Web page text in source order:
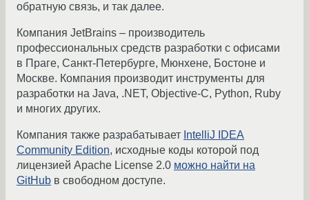
обратную связь, и так далее.
Компания JetBrains – производитель
профессиональных средств разработки с офисами
в Праге, Санкт-Петербурге, Мюнхене, Бостоне и
Москве. Компания производит инструменты для
разработки на Java, .NET, Objective-C, Python, Ruby
и многих других.
Компания также разрабатывает IntelliJ IDEA
Community Edition, исходные коды которой под
лицензией Apache License 2.0 можно найти на
GitHub в свободном доступе.